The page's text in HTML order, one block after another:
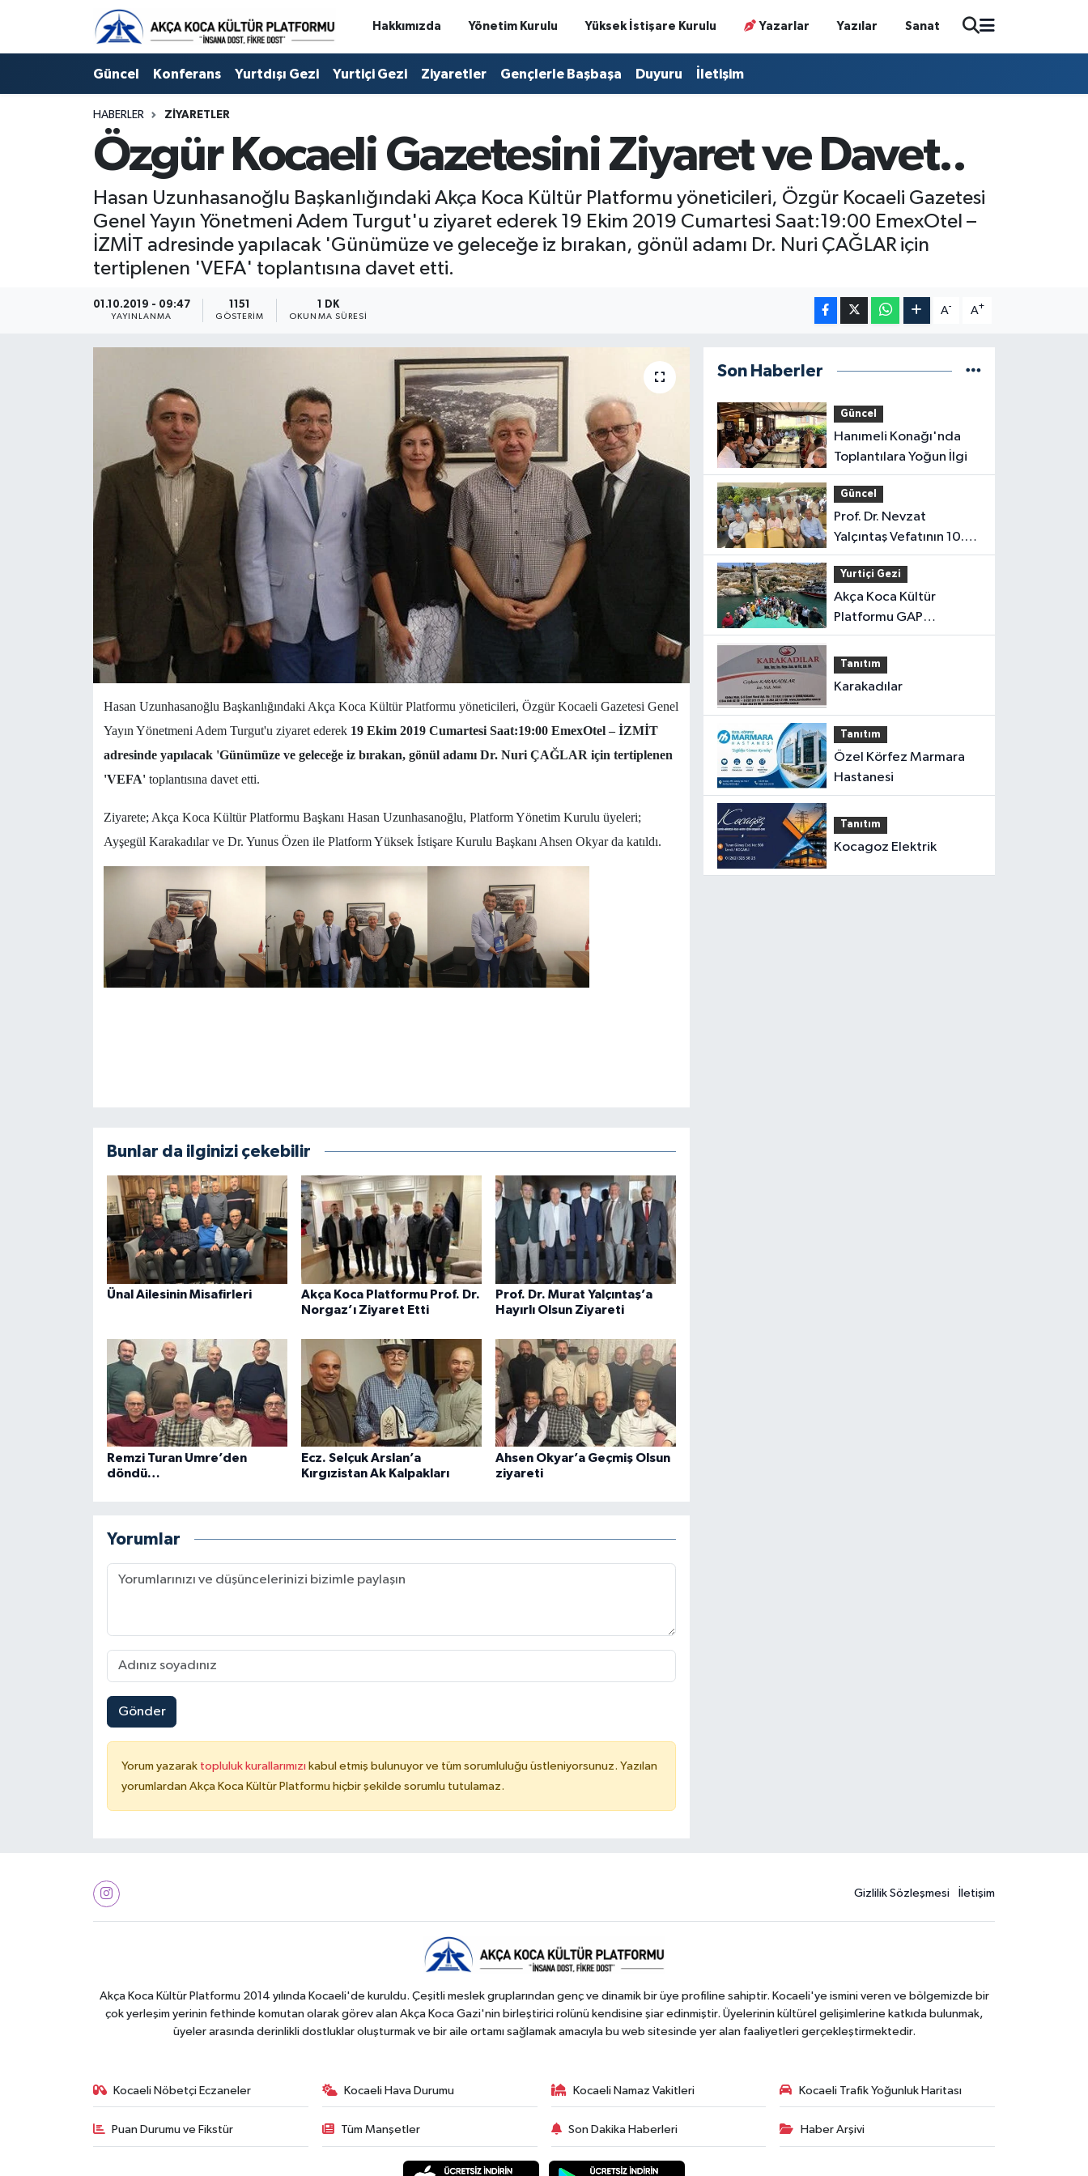
Hakkımızda Yönetim Kurulu Yüksek İstişare Kurulu Yazarlar Yazılar Sanat
Güncel Konferans Yurtdışı Gezi Yurtiçi Gezi Ziyaretler Gençlerle Başbaşa Duyuru İletişim
HABERLER ZIYARETLER
Özgür Kocaeli Gazetesini Ziyaret ve Davet..
Hasan Uzunhasanoğlu Başkanlığındaki Akça Koca Kültür Platformu yöneticileri, Özgür Kocaeli Gazetesi
Genel Yayın Yönetmeni Adem Turgut'u ziyaret ederek 19 Ekim 2019 Cumartesi Saat:19:00 EmexOtel –
İZMİT adresinde yapılacak 'Günümüze ve geleceğe iz bırakan, gönül adamı Dr. Nuri ÇAĞLAR için
tertiplenen 'VEFA' toplantısına davet etti.
01.10.2019 - 09:47
YAYINLANMA
1151
GÖSTERIM
1 DK
OKUNMA SÜRESI
A- A+
Hasan Uzunhasanoğlu Başkanlığındaki Akça Koca Kültür Platformu yöneticileri, Özgür Kocaeli Gazetesi Genel
Yayın Yönetmeni Adem Turgut'u ziyaret ederek 19 Ekim 2019 Cumartesi Saat:19:00 EmexOtel – İZMİT
adresinde yapılacak 'Günümüze ve geleceğe iz bırakan, gönül adamı Dr. Nuri ÇAĞLAR için tertiplenen
'VEFA' toplantısına davet etti.
Ziyarete; Akça Koca Kültür Platformu Başkanı Hasan Uzunhasanoğlu, Platform Yönetim Kurulu üyeleri;
Ayşegül Karakadılar ve Dr. Yunus Özen ile Platform Yüksek İstişare Kurulu Başkanı Ahsen Okyar da katıldı.
Bunlar da ilginizi çekebilir
Ünal Ailesinin Misafirleri
Akça Koca Platformu Prof. Dr.
Norgaz’ı Ziyaret Etti
Prof. Dr. Murat Yalçıntaş’a
Hayırlı Olsun Ziyareti
Remzi Turan Umre’den
döndü…
Ecz. Selçuk Arslan’a
Kırgızistan Ak Kalpakları
Ahsen Okyar’a Geçmiş Olsun
ziyareti
Yorumlar
Gönder
Yorum yazarak topluluk kurallarımızı kabul etmiş bulunuyor ve tüm sorumluluğu üstleniyorsunuz. Yazılan
yorumlardan Akça Koca Kültür Platformu hiçbir şekilde sorumlu tutulamaz.
Son Haberler
Güncel
Hanımeli Konağı'nda
Toplantılara Yoğun İlgi
Güncel
Prof. Dr. Nevzat
Yalçıntaş Vefatının 10.
Yılında Anıldı
Yurtiçi Gezi
Akça Koca Kültür
Platformu GAP
Gezisinden Döndü
Tanıtım
Karakadılar
Tanıtım
Özel Körfez Marmara
Hastanesi
Tanıtım
Kocagoz Elektrik
Gizlilik Sözleşmesi İletişim
Akça Koca Kültür Platformu 2014 yılında Kocaeli'de kuruldu. Çeşitli meslek gruplarından genç ve dinamik bir üye profiline sahiptir. Kocaeli'ye ismini veren ve bölgemizde bir
çok yerleşim yerinin fethinde komutan olarak görev alan Akça Koca Gazi'nin birleştirici rolünü kendisine şiar edinmiştir. Üyelerinin kültürel gelişimlerine katkıda bulunmak,
üyeler arasında derinlikli dostluklar oluşturmak ve bir aile ortamı sağlamak amacıyla bu web sitesinde yer alan faaliyetleri gerçekleştirmektedir.
Kocaeli Nöbetçi Eczaneler Kocaeli Hava Durumu Kocaeli Namaz Vakitleri Kocaeli Trafik Yoğunluk Haritası
Puan Durumu ve Fikstür Tüm Manşetler Son Dakika Haberleri Haber Arşivi
Yurtdışı Gezi
Yurtiçi Gezi
Ziyaretler
Hakkımızda
Yüksek İstişare Kurulu
Kocaeli Namaz Vakitleri
Süper Lig Puan Durumu ve Fikstür
Tüm Manşetler
Son Dakika Haberleri
Haber Arşivi